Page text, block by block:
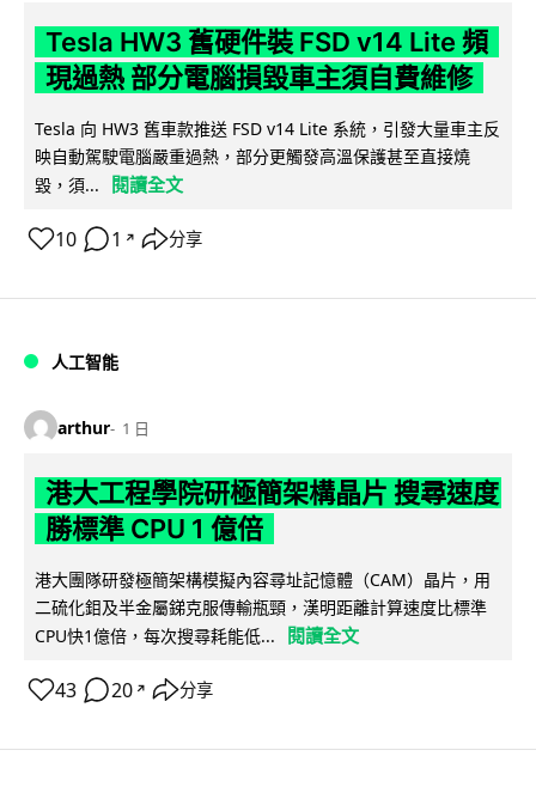
Tesla HW3 舊硬件裝 FSD v14 Lite 頻
現過熱 部分電腦損毀車主須自費維修
Tesla 向 HW3 舊車款推送 FSD v14 Lite 系統，引發大量車主反
映自動駕駛電腦嚴重過熱，部分更觸發高溫保護甚至直接燒
毀，須...
閱讀全文
10 1 ↗ 分享
人工智能
arthur 1 日
港大工程學院研極簡架構晶片 搜尋速度
勝標準 CPU 1 億倍
港大團隊研發極簡架構模擬內容尋址記憶體（CAM）晶片，用
二硫化鉬及半金屬銻克服傳輸瓶頸，漢明距離計算速度比標準
CPU快1億倍，每次搜尋耗能低...
閱讀全文
43 20 ↗ 分享